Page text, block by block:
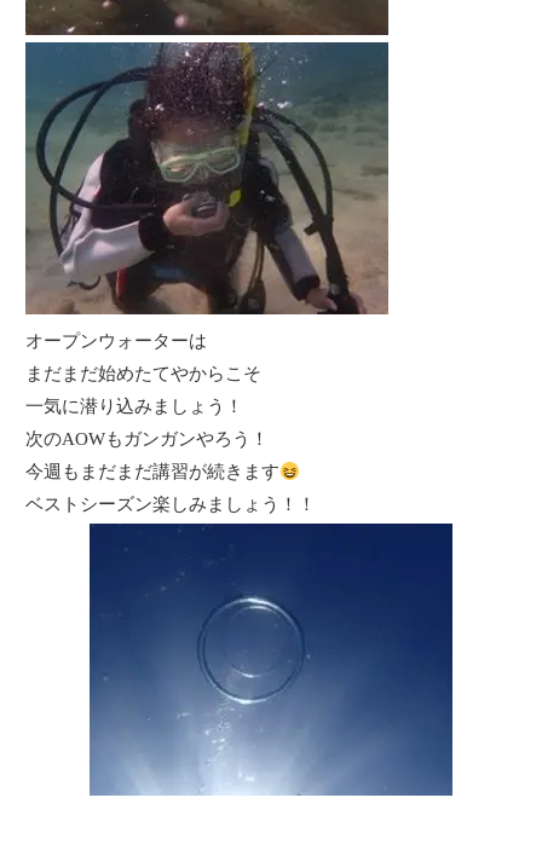
オープンウォーターは
まだまだ始めたてやからこそ
一気に潜り込みましょう！
次のAOWもガンガンやろう！
今週もまだまだ講習が続きます
ベストシーズン楽しみましょう！！